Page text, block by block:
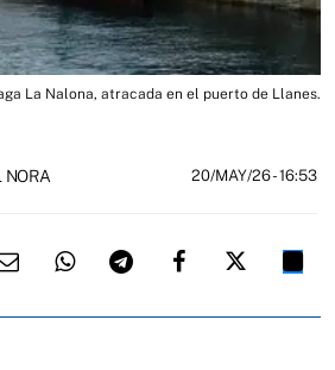
La Nalona, atracada en el puerto de Llanes.
NORA 20/MAY/26- 16:53